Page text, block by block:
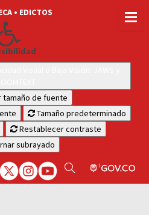
• EDICTOS
tamaño de fuente
Tamaño predeterminado
Restablecer contraste
subrayado